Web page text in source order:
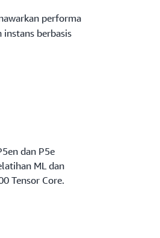
performa
berbasis
dan P5e
ML dan
Tensor Core.